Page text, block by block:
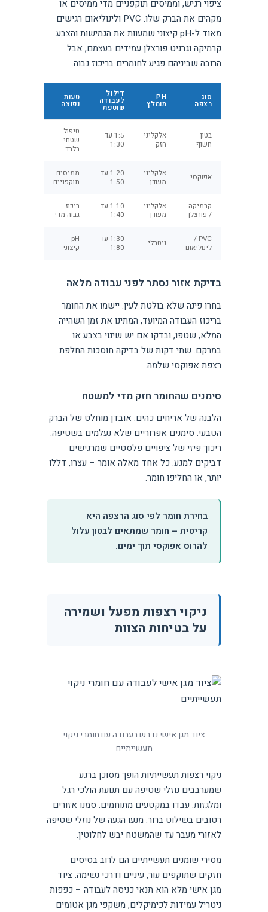
ציפוי רגיש, וממיסים תוקפניים מדי ממיסים או
מקהים את הברק שלו. PVC ולינוליאום רגישים
מאוד ל-pH קיצוני שמעוות את הגמישות והצבע.
קרמיקה וגרניט פורצלן עמידים בעצמם, אבל
הרובה שביניהם פגיע לחומרים בריכוז גבוה.
סוג
רצפה
PH
מומלץ
דילול
לעבודה
שוטפת
טעות
נפוצה
בטון
חשוף
אלקליני
חזק
1:5 עד
1:30
טיפול
שטחי
בלבד
אפוקסי
אלקליני
מעודן
1:20 עד
1:50
ממיסים
תוקפניים
קרמיקה
/ פורצלן
אלקליני
מעודן
1:10 עד
1:40
ריכוז
גבוה מדי
PVC /
לינוליאום
ניטרלי
1:30 עד
1:80
pH
קיצוני
בדיקת אזור נסתר לפני עבודה מלאה
בחרו פינה שלא בולטת לעין. יישמו את החומר
בריכוז העבודה המיועד, המתינו את זמן השהייה
המלא, שטפו, ובדקו אם יש שינוי בצבע או
במרקם. שתי דקות של בדיקה חוסכות החלפת
רצפת אפוקסי שלמה.
סימנים שהחומר חזק מדי למשטח
הלבנה של אריחים כהים. אובדן מוחלט של הברק
הטבעי. סימנים אפרוריים שלא נעלמים בשטיפה.
ריכוך פיזי של ציפויים פלסטיים שמרגישים
דביקים למגע. כל אחד מאלה אומר – עצרו, דללו
יותר, או החליפו חומר.
בחירת חומר לפי סוג הרצפה היא
קריטית – חומר שמתאים לבטון עלול
להרוס אפוקסי תוך ימים.
ניקוי רצפות מפעל ושמירה
על בטיחות הצוות
ציוד מגן אישי נדרש בעבודה עם חומרי ניקוי
תעשייתיים
ניקוי רצפות תעשייתיות הופך מסוכן ברגע
שמערבבים נוזלי שטיפה עם תנועת הולכי רגל
ומלגזות. עבדו במקטעים מתוחמים. סמנו אזורים
רטובים בשילוט ברור. מנעו הגעה של נוזלי שטיפה
לאזורי מעבר עד שהמשטח יבש לחלוטין.
מסירי שומנים תעשייתיים הם לרוב בסיסים
חזקים שתוקפים עור, עיניים ודרכי נשימה. ציוד
מגן אישי מלא הוא תנאי כניסה לעבודה – כפפות
ניטריל עמידות לכימיקלים, משקפי מגן אטומים